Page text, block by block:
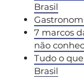
Brasil
7 marcos
não
Tudo o
Brasil